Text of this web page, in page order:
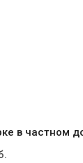
в частном